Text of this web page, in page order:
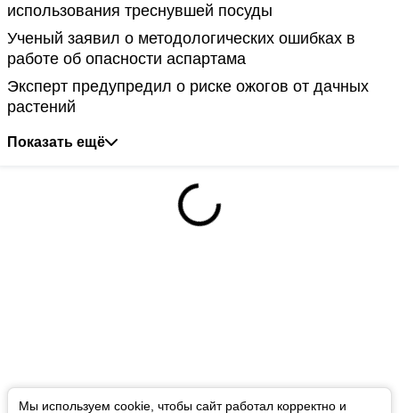
Мы используем cookie, чтобы сайт работал корректно и
использования треснувшей посуды
Ученый заявил о методологических ошибках в
работе об опасности аспартама
Эксперт предупредил о риске ожогов от дачных
растений
Показать ещё